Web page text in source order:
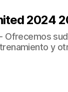
2024
Ofrecemos
y